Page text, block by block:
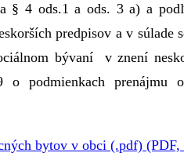
§ 4 ods.1 a ods. 3 a) a
predpisov a v súlade
bývaní v znení
o podmienkach
bytov v obci (.pdf)